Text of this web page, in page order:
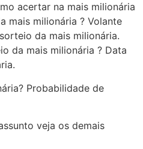
acertar na mais milionária
mais milionária ? Volante
da mais milionária.
da mais milionária ? Data
Probabilidade de
veja os demais